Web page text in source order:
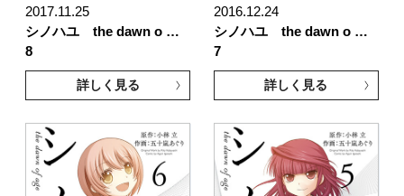
2017.11.25
シノハユ the dawn o …
8
詳しく見る
2016.12.24
シノハユ the dawn o …
7
詳しく見る